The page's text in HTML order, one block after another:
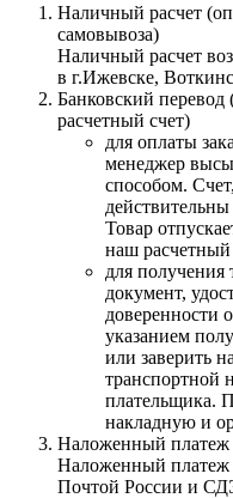
Наличный расчет
самовывоза)
Наличный расчет
в г.Ижевске,
Банковский перевод
расчетный счет)
для оплаты
менеджер
способом.
Товар
наш расчетный
для получения
документ,
доверенности
указанием
или заверить
транспортной
плательщика.
накладную и
Наложенный платеж
Наложенный платеж
Почтой России и